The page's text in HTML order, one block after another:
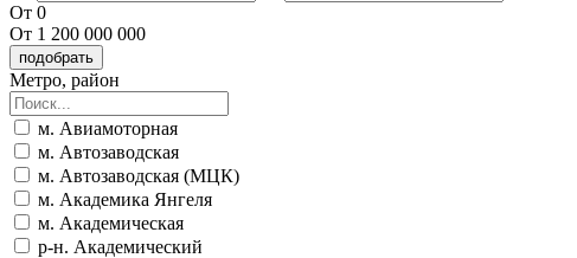
От 0
От 1 200 000 000
Метро, район
м. Авиамоторная
м. Автозаводская
м. Автозаводская (МЦК)
м. Академика Янгеля
м. Академическая
р-н. Академический